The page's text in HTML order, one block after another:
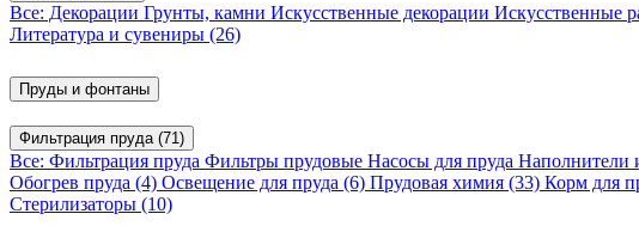
Все: Декорации Грунты, камни Искусственные декорации Искусственные
Литература и сувениры (26)
Пруды и фонтаны
Фильтрация пруда (71)
Все: Фильтрация пруда Фильтры прудовые Насосы для пруда Наполнители
Обогрев пруда (4) Освещение для пруда (6) Прудовая химия (33) Корм для
Стерилизаторы (10)